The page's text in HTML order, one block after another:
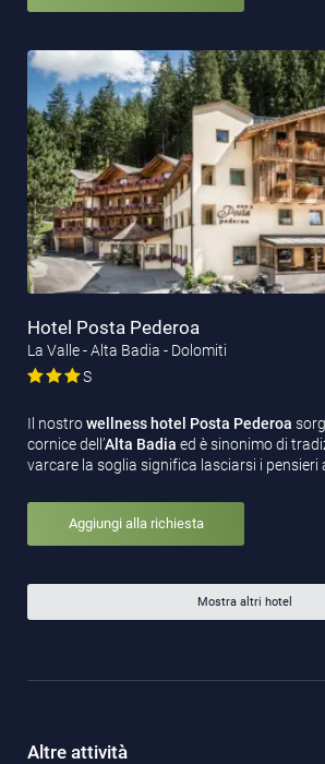
Hotel Posta Pederoa
La Valle - Alta Badia - Dolomiti
S
Il nostrowellness hotel Posta Pederoa
cornice dell’Alta Badia ed è sinonimo di
varcare la soglia significa lasciarsi i pensieri
Aggiungi alla richiesta
Mostra altri hotel
Altre attività